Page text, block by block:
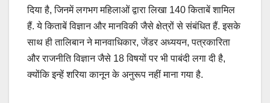
दिया है, जिनमें लगभग महिलाओं द्वारा लिखा 140 किताबें शामिल
हैं. ये किताबें विज्ञान और मानविकी जैसे क्षेत्रों से संबंधित हैं. इसके
साथ ही तालिबान ने मानवाधिकार, जेंडर अध्ययन, पत्रकारिता
और राजनीति विज्ञान जैसे 18 विषयों पर भी पाबंदी लगा दी है,
क्योंकि इन्हें शरिया कानून के अनुरूप नहीं माना गया है.